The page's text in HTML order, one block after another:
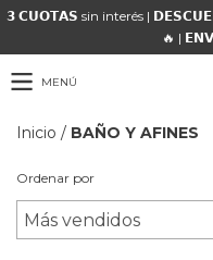
𝟯 𝗖𝗨𝗢𝗧𝗔𝗦 sin interés |
🔥 |
MENÚ
Inicio / BAÑO Y AFINES
Ordenar por